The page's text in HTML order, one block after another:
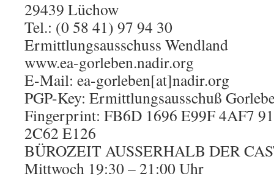
29439 Lüchow
Tel.: (0 58 41) 97 94 30
Ermittlungsausschuss Wendland
www.ea-gorleben.nadir.org
E-Mail: ea-gorleben[at]nadir.org
PGP-Key: Ermittlungsausschuß
Fingerprint: FB6D 1696 E99F 4AF7
2C62 E126
BÜROZEIT AUSSERHALB DER
Mittwoch 19:30 – 21:00 Uhr